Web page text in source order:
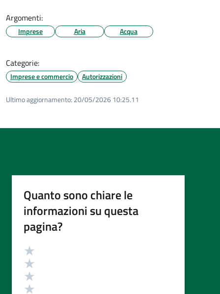
Argomenti:
Imprese Aria Acqua
Categorie:
Imprese e commercio Autorizzazioni
Ultimo aggiornamento: 20/05/2026 10:25.11
Quanto sono chiare le
informazioni su questa
pagina?
Valutazione